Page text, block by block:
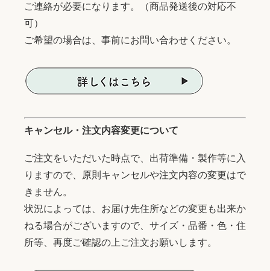
ご連絡が必要になります。（商品発送後の対応不
可）
ご希望の場合は、事前にお問い合わせください。
キャンセル・注文内容変更について
ご注文をいただいた時点で、出荷準備・製作等に入
りますので、原則キャンセルや注文内容の変更はで
きません。
状況によっては、お届け先住所などの変更も出来か
ねる場合がございますので、サイズ・品番・色・住
所等、再度ご確認の上ご注文お願いします。